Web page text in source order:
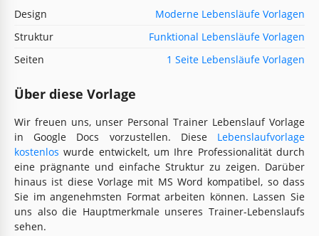
Design
Moderne Lebensläufe Vorlagen
Struktur
Funktional Lebensläufe Vorlagen
Seiten
1 Seite Lebensläufe Vorlagen
Über diese Vorlage
Wir freuen uns, unser Personal Trainer Lebenslauf Vorlage
in Google Docs vorzustellen. Diese Lebenslaufvorlage
kostenlos wurde entwickelt, um Ihre Professionalität durch
eine prägnante und einfache Struktur zu zeigen. Darüber
hinaus ist diese Vorlage mit MS Word kompatibel, so dass
Sie im angenehmsten Format arbeiten können. Lassen Sie
uns also die Hauptmerkmale unseres Trainer-Lebenslaufs
sehen.